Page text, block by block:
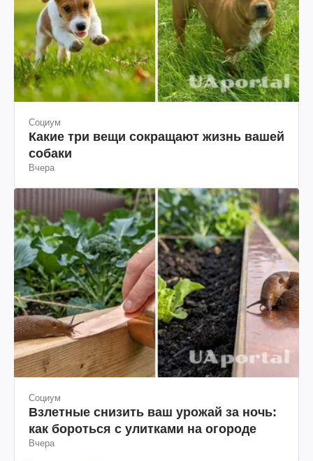
Социум
Какие три вещи сокращают жизнь вашей
собаки
Вчера
Социум
Взлетные снизить ваш урожай за ночь:
как бороться с улитками на огороде
Вчера